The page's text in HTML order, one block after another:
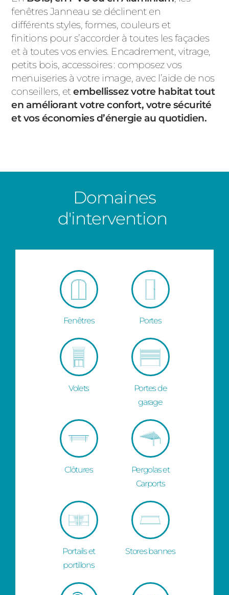
fenêtres Janneau se déclinent en
différents styles, formes, couleurs et
finitions pour s’accorder à toutes les façades
et à toutes vos envies. Encadrement, vitrage,
petits bois, accessoires : composez vos
menuiseries à votre image, avec l’aide de nos
conseillers, etembellissez votre habitat tout
en améliorant votre confort, votre sécurité
et vos économies d’énergie au quotidien.
Domaines
d'intervention
Fenêtres Portes
Volets
Portes de
garage
Clôtures
Pergolas et
Carports
Portails et
portillons
Stores bannes